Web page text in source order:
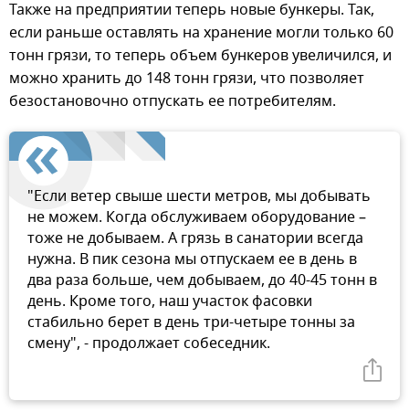
Также на предприятии теперь новые бункеры. Так,
если раньше оставлять на хранение могли только 60
тонн грязи, то теперь объем бункеров увеличился, и
можно хранить до 148 тонн грязи, что позволяет
безостановочно отпускать ее потребителям.
"Если ветер свыше шести метров, мы добывать
не можем. Когда обслуживаем оборудование –
тоже не добываем. А грязь в санатории всегда
нужна. В пик сезона мы отпускаем ее в день в
два раза больше, чем добываем, до 40-45 тонн в
день. Кроме того, наш участок фасовки
стабильно берет в день три-четыре тонны за
смену", - продолжает собеседник.